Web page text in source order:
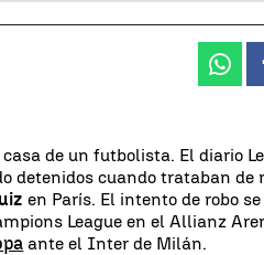
de un futbolista. El diario
detenidos cuando trataban de
en París. El intento de robo
League en el Allianz
ante el Inter de Milán.